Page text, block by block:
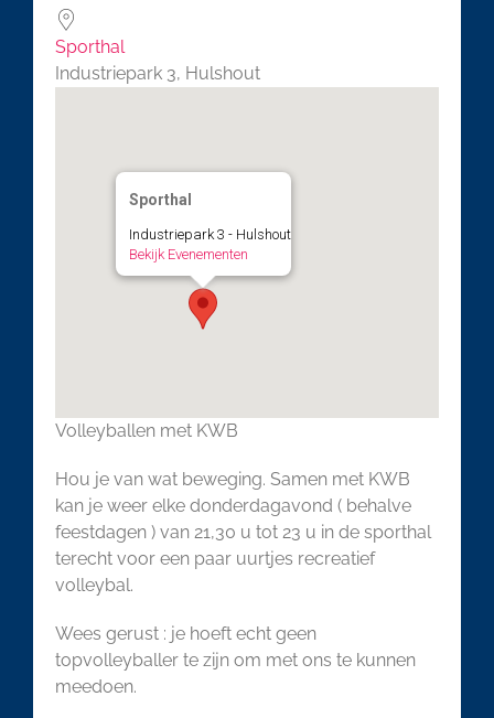
Sporthal
Industriepark 3, Hulshout
Sporthal
Industriepark 3 - Hulshout
Bekijk Evenementen
Volleyballen met KWB
Hou je van wat beweging. Samen met KWB
kan je weer elke donderdagavond ( behalve
feestdagen ) van 21,30 u tot 23 u in de sporthal
terecht voor een paar uurtjes recreatief
volleybal.
Wees gerust : je hoeft echt geen
topvolleyballer te zijn om met ons te kunnen
meedoen.